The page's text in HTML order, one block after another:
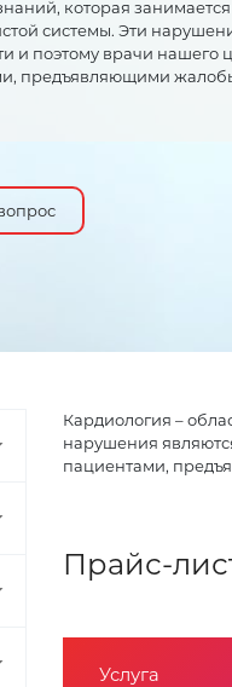
которая
системы. Эти
и поэтому врачи нашего
предъявляющими
Кардиология –
нарушения
пациентами,
Прайс-
Услуга